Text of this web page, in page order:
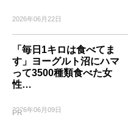
2026年06月22日
「毎日1キロは食べてま
す」ヨーグルト沼にハマ
って3500種類食べた女
性…
2026年06月09日
PR